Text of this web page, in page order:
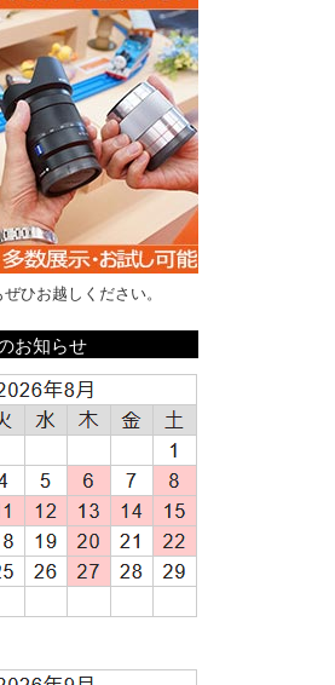
ひお越しください。
お知らせ